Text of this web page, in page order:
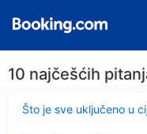
10 najčešćih
Što je sve uključeno u
Sažeto